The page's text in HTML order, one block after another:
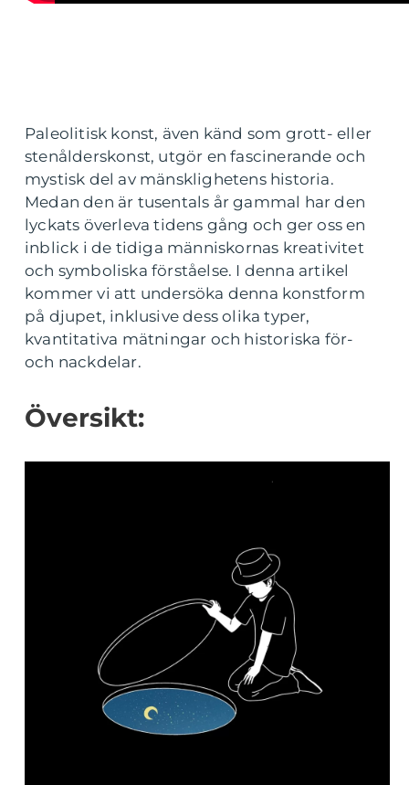
Paleolitisk konst, även känd som grott- eller
stenålderskonst, utgör en fascinerande och
mystisk del av mänsklighetens historia.
Medan den är tusentals år gammal har den
lyckats överleva tidens gång och ger oss en
inblick i de tidiga människornas kreativitet
och symboliska förståelse. I denna artikel
kommer vi att undersöka denna konstform
på djupet, inklusive dess olika typer,
kvantitativa mätningar och historiska för-
och nackdelar.
Översikt: